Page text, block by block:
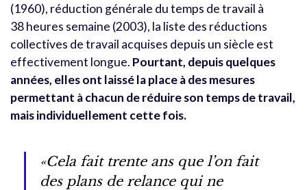
(1960), réduction générale du temps de travail à
38 heures semaine (2003), la liste des réductions
collectives de travail acquises depuis un siècle est
effectivement longue. Pourtant, depuis quelques
années, elles ont laissé la place à des mesures
permettant à chacun de réduire son temps de travail,
mais individuellement cette fois.
«Cela fait trente ans que l’on fait
des plans de relance qui ne